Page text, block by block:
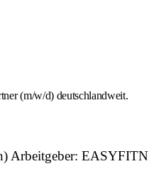
(m/w/d) deutschlandweit.
Arbeitgeber: